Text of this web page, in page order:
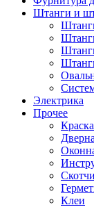
Штанги и
Электрика
Прочее
Скотчи
Клеи